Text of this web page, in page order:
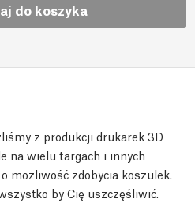
do koszyka
z produkcji drukarek 3D
na wielu targach i innych
możliwość zdobycia koszulek.
by Cię uszczęśliwić.